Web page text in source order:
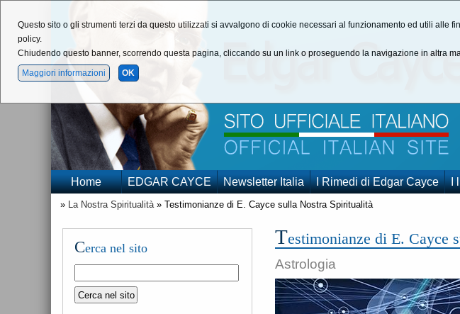
Home EDGAR CAYCE Newsletter Italia I Rimedi di Edgar Cayce I
» La Nostra Spiritualità » Testimonianze di E. Cayce sulla Nostra Spiritualità
Testimonianze di E. Cayce
Astrologia
Cerca nel sito
Questo sito o gli strumenti terzi da questo utilizzati si avvalgono di cookie necessari al funzionamento ed utili
policy.
Chiudendo questo banner, scorrendo questa pagina, cliccando su un link o proseguendo la navigazione in altra
Maggiori informazioni
OK